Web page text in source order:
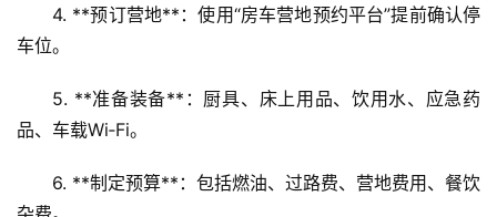
4. **预订营地**：使用“房车营地预约平台”提前确认停
车位。
5. **准备装备**：厨具、床上用品、饮用水、应急药
品、车载Wi‑Fi。
6. **制定预算**：包括燃油、过路费、营地费用、餐饮